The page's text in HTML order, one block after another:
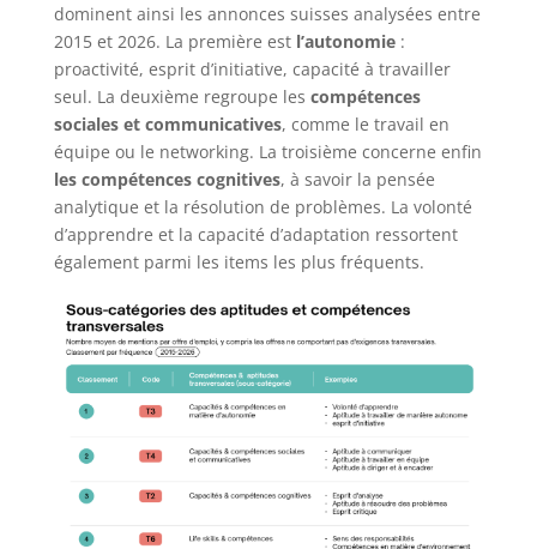
dominent ainsi les annonces suisses analysées entre
2015 et 2026. La première est l’autonomie:
proactivité, esprit d’initiative, capacité à travailler
seul. La deuxième regroupe les compétences
sociales et communicatives, comme le travail en
équipe ou le networking. La troisième concerne enfin
les compétences cognitives, à savoir la pensée
analytique et la résolution de problèmes. La volonté
d’apprendre et la capacité d’adaptation ressortent
également parmi les items les plus fréquents.